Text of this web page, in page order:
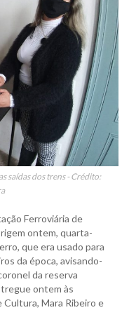
saídas dos trens - Crédito:
Ferroviária de
ontem, quarta-
que era usado para
da época, avisando-
da reserva
ontem às
Mara Ribeiro e